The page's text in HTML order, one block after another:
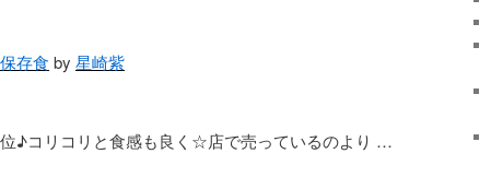
存食 by 星崎紫
♪コリコリと食感も良く☆店で売っているのより …